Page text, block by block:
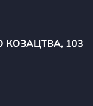
103